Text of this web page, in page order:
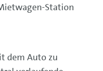
Station
dem Auto zu